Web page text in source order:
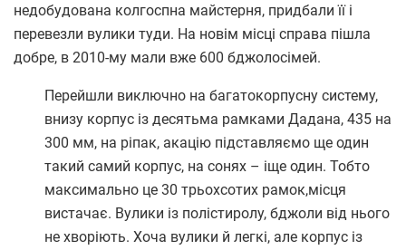
недобудована колгоспна майстерня, придбали її і
перевезли вулики туди. На новім місці справа пішла
добре, в 2010-му мали вже 600 бджолосімей.
Перейшли виключно на багатокорпусну систему,
внизу корпус із десятьма рамками Дадана, 435 на
300 мм, на ріпак, акацію підставляємо ще один
такий самий корпус, на сонях – іще один. Тобто
максимально це 30 трьохсотих рамок,місця
вистачає. Вулики із полістиролу, бджоли від нього
не хворіють. Хоча вулики й легкі, але корпус із